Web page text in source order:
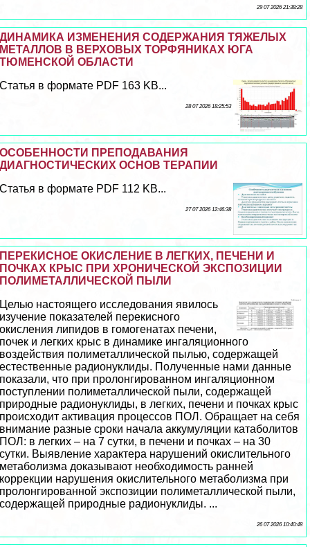
29 07 2026 21:38:28
ДИНАМИКА ИЗМЕНЕНИЯ СОДЕРЖАНИЯ ТЯЖЕЛЫХ
МЕТАЛЛОВ В ВЕРХОВЫХ ТОРФЯНИКАХ ЮГА
ТЮМЕНСКОЙ ОБЛАСТИ
Статья в формате PDF 163 KB...
28 07 2026 18:25:53
ОСОБЕННОСТИ ПРЕПОДАВАНИЯ
ДИАГНОСТИЧЕСКИХ ОСНОВ ТЕРАПИИ
Статья в формате PDF 112 KB...
27 07 2026 12:46:38
ПЕРЕКИСНОЕ ОКИСЛЕНИЕ В ЛЕГКИХ, ПЕЧЕНИ И
ПОЧКАХ КРЫС ПРИ ХРОНИЧЕСКОЙ ЭКСПОЗИЦИИ
ПОЛИМЕТАЛЛИЧЕСКОЙ ПЫЛИ
Целью настоящего исследования явилось
изучение показателей перекиcного
окисления липидов в гомогенатах печени,
почек и легких крыс в динамике ингаляционного
воздействия полиметаллической пылью, содержащей
естественные радионуклиды. Полученные нами данные
показали, что при пролонгированном ингаляционном
поступлении полиметаллической пыли, содержащей
природные радионуклиды, в легких, печени и почках крыс
происходит активация процессов ПОЛ. Обращает на себя
внимание разные сроки начала аккумуляции катаболитов
ПОЛ: в легких – на 7 сутки, в печени и почках – на 30
сутки. Выявление хаpaктера нарушений окислительного
метаболизма доказывают необходимость ранней
коррекции нарушения окислительного метаболизма при
пролонгированной экспозиции полиметаллической пыли,
содержащей природные радионуклиды. ...
26 07 2026 10:40:48